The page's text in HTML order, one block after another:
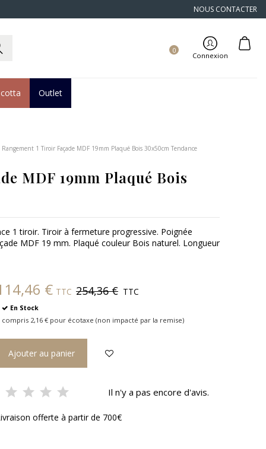
NOUS CONTACTER
0
Connexion
Outlet
1 Tiroir Façade MDF 19mm Plaqué Bois 30x50cm Tendance
MDF 19mm Plaqué Bois
1 tiroir. Tiroir à fermeture progressive. Poignée
MDF 19 mm. Plaqué couleur Bois naturel. Longueur
€ TTC 254,36 € TTC
En Stock
compris 2,16 € pour écotaxe (non impacté par la remise)
Ajouter au panier
Il n'y a pas encore d'avis.
offerte à partir de 700€